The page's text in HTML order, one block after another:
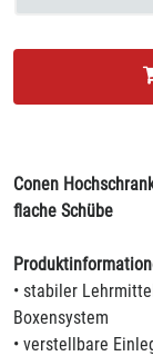
Conen
flache Schübe
• stabiler
Boxensystem
• verstellbare